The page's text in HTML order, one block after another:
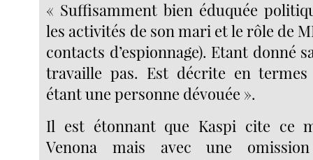
« Suffisamment bien éduquée
les activités de son mari et le rôle de
contacts d’espionnage). Etant donné
travaille pas. Est décrite en
étant une personne dévouée ».
Il est étonnant que Kaspi cite ce
Venona mais avec une